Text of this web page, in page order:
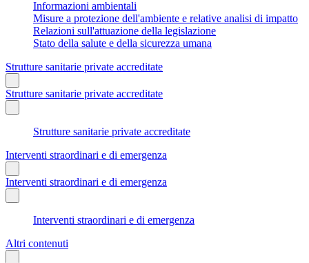
Informazioni ambientali
Misure a protezione dell'ambiente e relative analisi di impatto
Relazioni sull'attuazione della legislazione
Stato della salute e della sicurezza umana
Strutture sanitarie private accreditate
Strutture sanitarie private accreditate
Strutture sanitarie private accreditate
Interventi straordinari e di emergenza
Interventi straordinari e di emergenza
Interventi straordinari e di emergenza
Altri contenuti